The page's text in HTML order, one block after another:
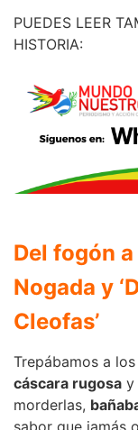
PUEDES LEER
HISTORIA:
Del fogón
Nogada y
Cleofas’
Trepábamos a
cáscara rugosa y
morderlas,
sabor que jamás